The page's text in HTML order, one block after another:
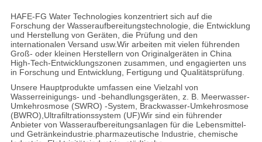
HAFE-FG Water Technologies konzentriert sich auf die
Forschung der Wasseraufbereitungstechnologie, die Entwicklung
und Herstellung von Geräten, die Prüfung und den
internationalen Versand usw.Wir arbeiten mit vielen führenden
Groß- oder kleinen Herstellern von Originalgeräten in China
High-Tech-Entwicklungszonen zusammen, und engagierten uns
in Forschung und Entwicklung, Fertigung und Qualitätsprüfung.
Unsere Hauptprodukte umfassen eine Vielzahl von
Wasserreinigungs- und -behandlungsgeräten, z. B. Meerwasser-
Umkehrosmose (SWRO) -System, Brackwasser-Umkehrosmose
(BWRO),Ultrafiltrationssystem (UF)Wir sind ein führender
Anbieter von Wasseraufbereitungsanlagen für die Lebensmittel-
und Getränkeindustrie.pharmazeutische Industrie, chemische